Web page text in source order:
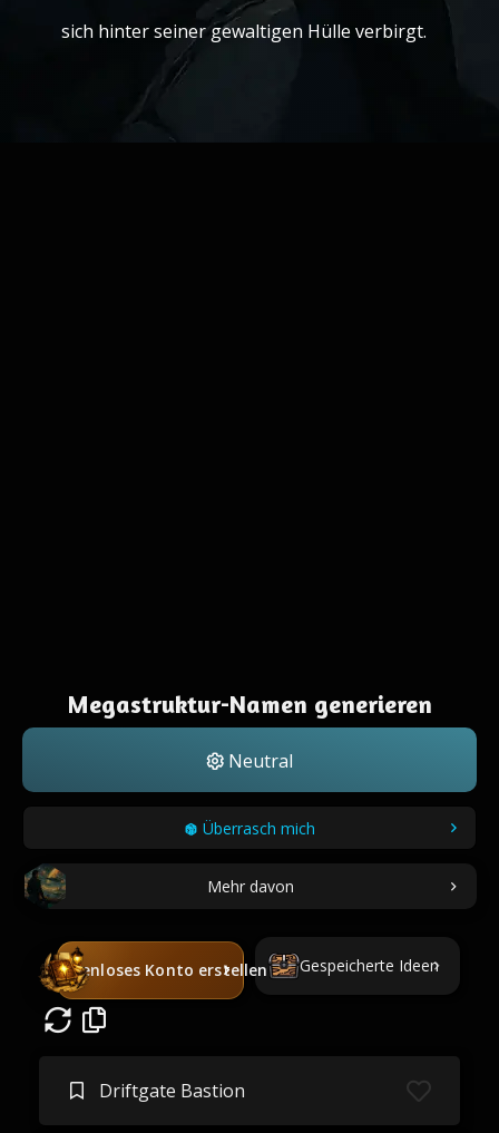
sich hinter seiner gewaltigen Hülle verbirgt.
Megastruktur-Namen generieren
Neutral
Überrasch mich
Mehr davon
Kostenloses Konto erstellen Gespeicherte Ideen
Driftgate Bastion